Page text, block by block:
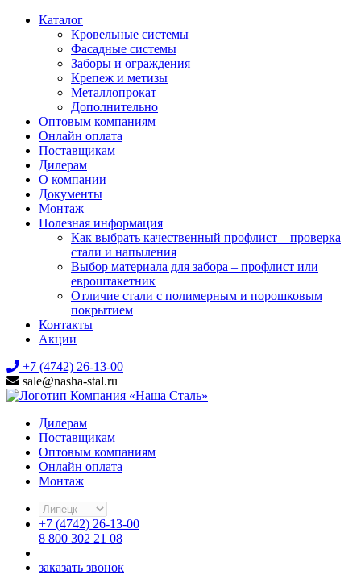
Каталог
Кровельные системы
Фасадные системы
Заборы и ограждения
Крепеж и метизы
Металлопрокат
Дополнительно
Оптовым компаниям
Онлайн оплата
Поставщикам
Дилерам
О компании
Документы
Монтаж
Полезная информация
Как выбрать качественный профлист – проверка
стали и напыления
Выбор материала для забора – профлист или
евроштакетник
Отличие стали с полимерным и порошковым
покрытием
Контакты
Акции
+7 (4742) 26-13-00
sale@nasha-stal.ru
Дилерам
Поставщикам
Оптовым компаниям
Онлайн оплата
Монтаж
+7 (4742) 26-13-00
8 800 302 21 08
заказать звонок